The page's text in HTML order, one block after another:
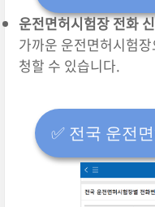
운전면허시험장 전화
가까운 운전면허시험
청할 수 있습니다.
✅️ 전국 운전